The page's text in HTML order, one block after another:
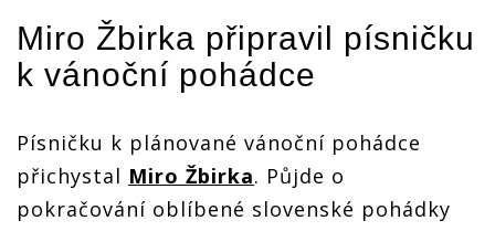
Miro Žbirka připravil písničku
k vánoční pohádce
Písničku k plánované vánoční pohádce
přichystal Miro Žbirka. Půjde o
pokračování oblíbené slovenské pohádky